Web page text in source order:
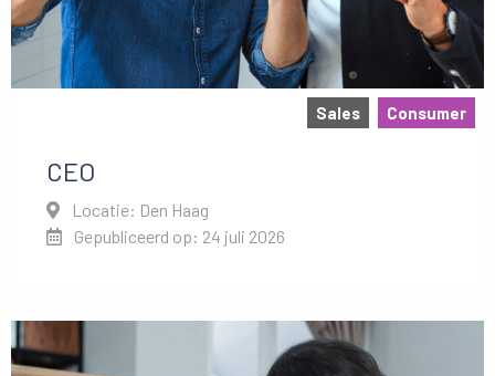
Sales Consumer
CEO
Locatie: Den Haag
Gepubliceerd op: 24 juli 2026